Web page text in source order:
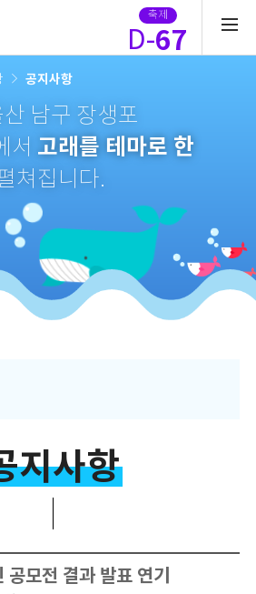
축제
D-67
공지사항
남구 장생포
서 고래를 테마로 한
쳐집니다.
지사항
공모전 결과 발표 연기